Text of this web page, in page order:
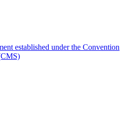
established under the Convention